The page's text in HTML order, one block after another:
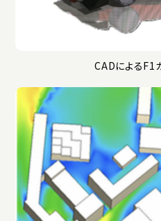
CADによるF1